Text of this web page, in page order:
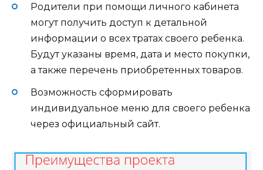
Родители при помощи личного кабинета
могут получить доступ к детальной
информации о всех тратах своего ребенка.
Будут указаны время, дата и место покупки,
а также перечень приобретенных товаров.
Возможность сформировать
индивидуальное меню для своего ребенка
через официальный сайт.